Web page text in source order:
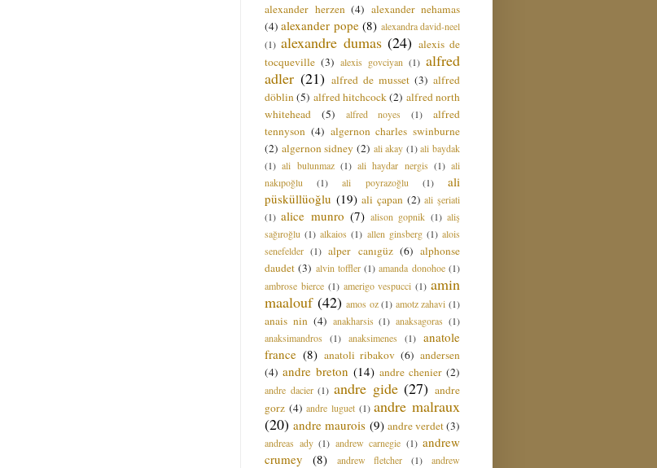
alexander herzen (4) alexander nehamas
(4) alexander pope (8) alexandra david-neel
(1) alexandre dumas (24) alexis de
tocqueville (3) alexis govciyan (1) alfred
adler (21) alfred de musset (3) alfred
döblin (5) alfred hitchcock(2) alfred north
whitehead
(5) alfred noyes (1)
alfred
tennyson (4) algernon charles swinburne
(2) algernon sidney (2) ali akay (1) ali baydak
(1) ali bulunmaz (1) ali haydar nergis (1) ali
nakıpoğlu
(1) ali poyrazoğlu (1)
ali
püsküllüoğlu (19) ali çapan (2) ali şeriati
(1) alice munro (7) alison gopnik (1) aliş
sağıroğlu (1) alkaios (1) allen ginsberg (1) alois
senefelder (1) alper canıgüz (6) alphonse
daudet (3) alvin toffler (1) amanda donohoe (1)
ambrose bierce (1) amerigo vespucci (1) amin
maalouf (42) amos oz (1) amotz zahavi (1)
anais nin (4) anakharsis (1) anaksagoras (1)
anaksimandros
(1) anaksimenes (1) anatole
france (8) anatoli ribakov (6) andersen
(4) andre breton (14) andre chenier (2)
andre dacier (1) andre gide (27) andre
gorz (4) andre luguet (1) andre malraux
(20) andre maurois (9) andre verdet(3)
andreas ady (1) andrew carnegie (1) andrew
crumey
(8) andrew fletcher (1)
andrew